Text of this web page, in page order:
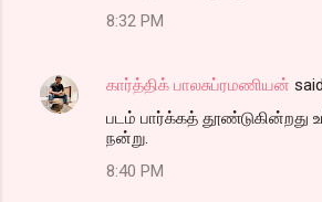
8:32 PM
கார்த்திக் பாலசுப்ரமணியன்
படம் பார்க்கத் தூண்டுகின்றது
நன்று.
8:40 PM